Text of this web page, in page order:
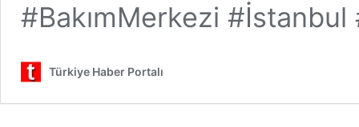
#BakımMerkezi #İstanbul
Türkiye Haber Portalı